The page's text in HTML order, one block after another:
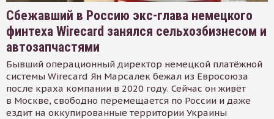
Сбежавший в Россию экс-глава немецкого
финтеха Wirecard занялся сельхозбизнесом и
автозапчастями
Бывший операционный директор немецкой платёжной
системы Wirecard Ян Марсалек бежал из Евросоюза
после краха компании в 2020 году. Сейчас он живёт
в Москве, свободно перемещается по России и даже
ездит на оккупированные территории Украины